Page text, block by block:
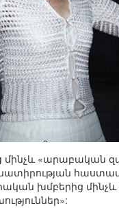
մինչև «արաբական
խմբերից